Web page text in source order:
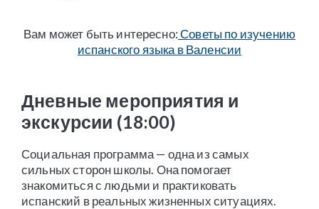
Вам может быть интересно:Советы по изучению
испанского языка в Валенсии
Дневные мероприятия и
экскурсии (18:00)
Социальная программа — одна из самых
сильных сторон школы. Она помогает
знакомиться с людьми и практиковать
испанский в реальных жизненных ситуациях.